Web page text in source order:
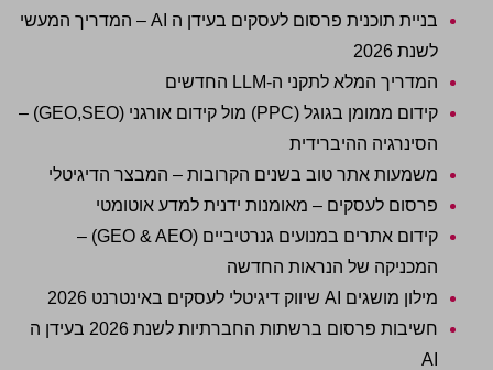
בניית תוכנית פרסום לעסקים בעידן ה AI – המדריך המעשי
לשנת 2026
המדריך המלא לתקני ה-LLM החדשים
קידום ממומן בגוגל (PPC) מול קידום אורגני (GEO,SEO) –
הסינרגיה ההיברידית
משמעות אתר טוב בשנים הקרובות – המבצר הדיגיטלי
פרסום לעסקים – מאומנות ידנית למדע אוטומטי
קידום אתרים במנועים גנרטיביים (GEO & AEO) –
המכניקה של הנראות החדשה
מילון מושגים AI שיווק דיגיטלי לעסקים באינטרנט 2026
חשיבות פרסום ברשתות החברתיות לשנת 2026 בעידן ה
AI